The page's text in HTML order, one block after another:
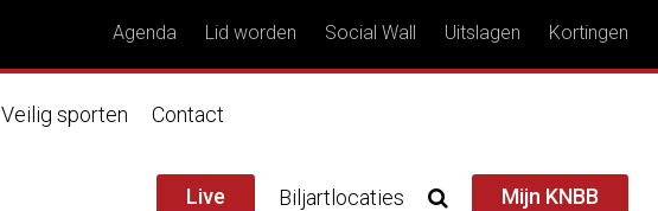
Agenda Lid worden Social Wall Uitslagen Kortingen
Veilig sporten Contact
Live Biljartlocaties Mijn KNBB